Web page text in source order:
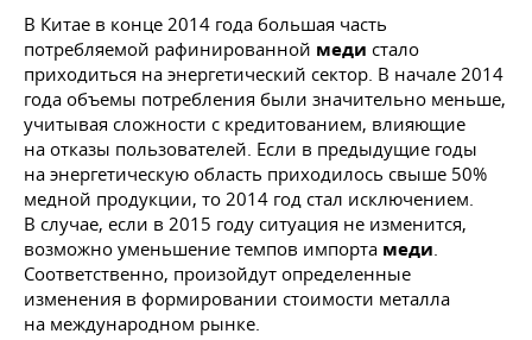
В Китае в конце 2014 года большая часть
потребляемой рафинированной меди стало
приходиться на энергетический сектор. В начале 2014
года объемы потребления были значительно меньше,
учитывая сложности с кредитованием, влияющие
на отказы пользователей. Если в предыдущие годы
на энергетическую область приходилось свыше 50%
медной продукции, то 2014 год стал исключением.
В случае, если в 2015 году ситуация не изменится,
возможно уменьшение темпов импорта меди.
Соответственно, произойдут определенные
изменения в формировании стоимости металла
на международном рынке.